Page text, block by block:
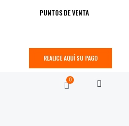
PUNTOS DE VENTA
REALICE AQUÍ SU PAGO
0